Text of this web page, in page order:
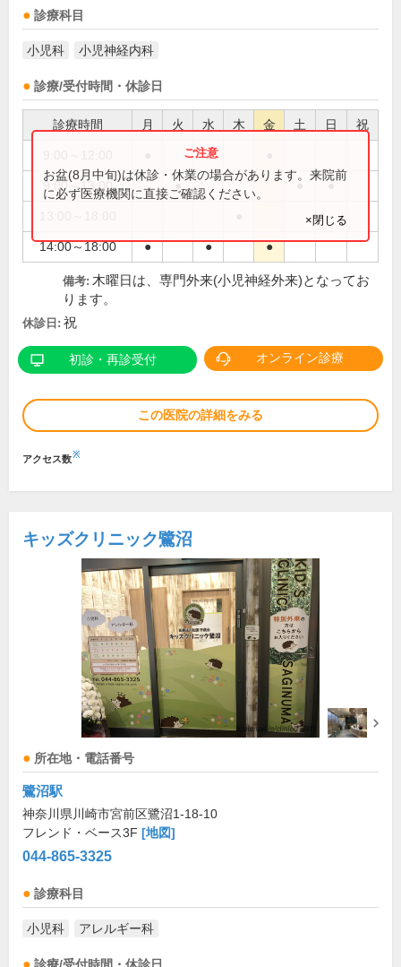
診療科目
小児科 小児神経内科
診療/受付時間・休診日
診療時間 月 火 水 木 金 土 日 祝
●
9:00～13:00 ● ● ●
14:00～18:00 ● ● ●
お盆(8月中旬)は休診・休業の場合があります。来院前
に必ず医療機関に直接ご確認ください。
×閉じる
備考: 木曜日は、専門外来(小児神経外来)となってお
ります。
休診日: 祝
初診・再診受付 オンライン診療
この医院の詳細をみる
アクセス数※
キッズクリニック鷺沼
所在地・電話番号
鷺沼駅
神奈川県川崎市宮前区鷺沼1-18-10
フレンド・ベース3F [地図]
044-865-3325
診療科目
小児科 アレルギー科